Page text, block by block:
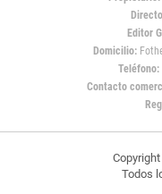
Editor
Domicilio:
Teléfono:
Contacto
Copyright
Todos